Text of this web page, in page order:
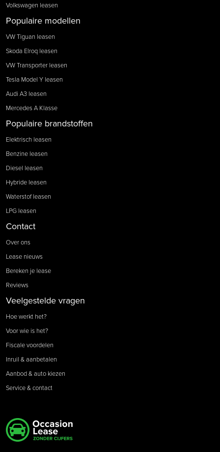
Volkswagen leasen
Populaire modellen
VW Tiguan leasen
Skoda Elroq leasen
VW Transporter leasen
Tesla Model Y leasen
Audi A3 leasen
Mercedes A Klasse
Populaire brandstoffen
Elektrisch leasen
Benzine leasen
Diesel leasen
Hybride leasen
Waterstof leasen
LPG leasen
Contact
Over ons
Lease nieuws
Bereken je lease
Reviews
Veelgestelde vragen
Hoe werkt het?
Voor wie is het?
Fiscale voordelen
Inruil & aanbetalen
Aanbod & auto kiezen
Service & contact